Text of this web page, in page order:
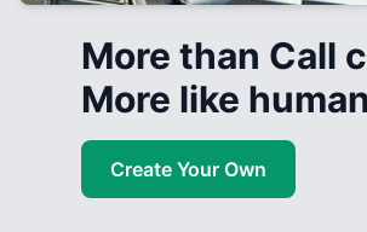
More than Call
More like human
Create Your Own